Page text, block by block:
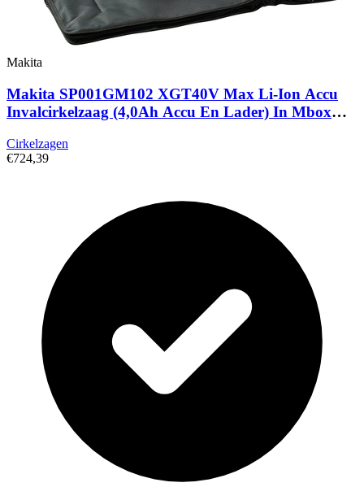
Makita
Makita SP001GM102 XGT40V Max Li-Ion Accu
Invalcirkelzaag (4,0Ah Accu En Lader) In Mbox
Cirkelzagen
€724,39